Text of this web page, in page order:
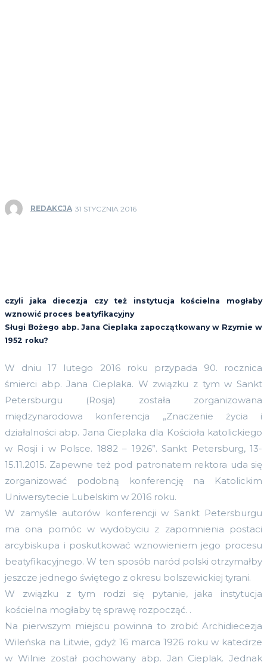
REDAKCJA 31 STYCZNIA 2016
czyli jaka diecezja czy też instytucja kościelna mogłaby
wznowić proces beatyfikacyjny
Sługi Bożego abp. Jana Cieplaka zapoczątkowany w Rzymie w
1952 roku?
W dniu 17 lutego 2016 roku przypada 90. rocznica
śmierci abp. Jana Cieplaka. W związku z tym w Sankt
Petersburgu (Rosja) została zorganizowana
międzynarodowa konferencja „Znaczenie życia i
działalności abp. Jana Cieplaka dla Kościoła katolickiego
w Rosji i w Polsce. 1882 – 1926”. Sankt Petersburg, 13-
15.11.2015. Zapewne też pod patronatem rektora uda się
zorganizować podobną konferencję na Katolickim
Uniwersytecie Lubelskim w 2016 roku.
W zamyśle autorów konferencji w Sankt Petersburgu
ma ona pomóc w wydobyciu z zapomnienia postaci
arcybiskupa i poskutkować wznowieniem jego procesu
beatyfikacyjnego. W ten sposób naród polski otrzymałby
jeszcze jednego świętego z okresu bolszewickiej tyrani.
W związku z tym rodzi się pytanie, jaka instytucja
kościelna mogłaby tę sprawę rozpocząć. .
Na pierwszym miejscu powinna to zrobić Archidiecezja
Wileńska na Litwie, gdyż 16 marca 1926 roku w katedrze
w Wilnie został pochowany abp. Jan Cieplak. Jednak